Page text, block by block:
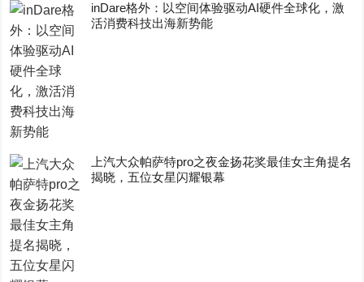
inDare格外：以空间体验驱动AI硬件全球化，激
活消费科技出海新势能
上汽大众帕萨特pro之夜金扬花奖最佳女主角提名
揭晓，五位女星闪耀银幕